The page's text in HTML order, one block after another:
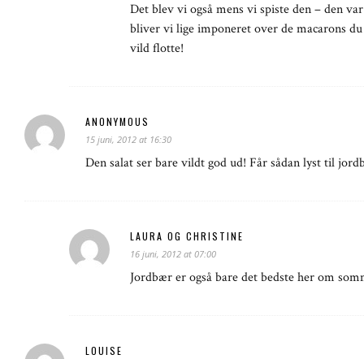
Det blev vi også mens vi spiste den – den
bliver vi lige imponeret over de macarons
vild flotte!
ANONYMOUS
15 juni, 2012 at 16:30
Den salat ser bare vildt god ud! Får sådan lyst til
LAURA OG CHRISTINE
16 juni, 2012 at 07:00
Jordbær er også bare det bedste her om
LOUISE